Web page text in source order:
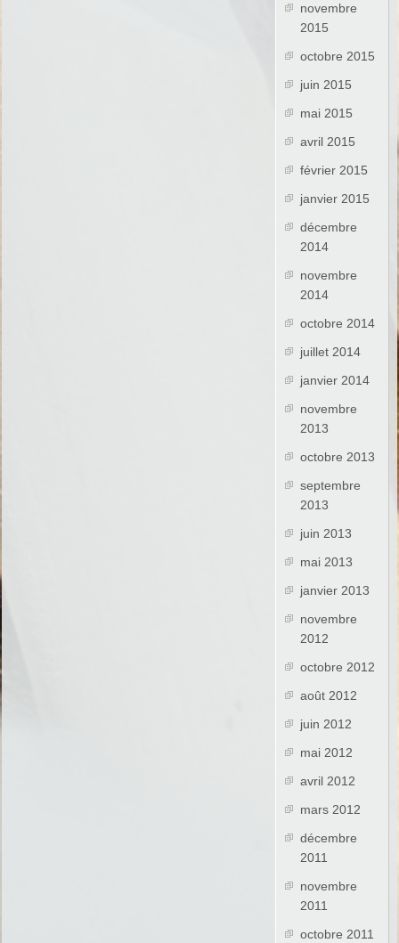
novembre
2015
octobre 2015
juin 2015
mai 2015
avril 2015
février 2015
janvier 2015
décembre
2014
novembre
2014
octobre 2014
juillet 2014
janvier 2014
novembre
2013
octobre 2013
septembre
2013
juin 2013
mai 2013
janvier 2013
novembre
2012
octobre 2012
août 2012
juin 2012
mai 2012
avril 2012
mars 2012
décembre
2011
novembre
2011
octobre 2011